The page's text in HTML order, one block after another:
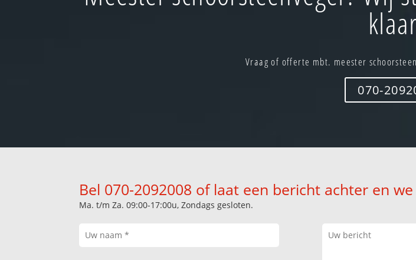
Vraag of offerte mbt. meester
070-
Bel 070-2092008 of laat een bericht achter en
Ma. t/m Za. 09:00-17:00u, Zondags gesloten.